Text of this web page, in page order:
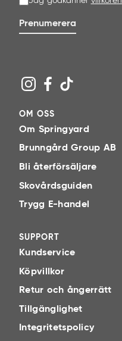
Prenumerera
OM OSS
Om Springyard
Brunngård Group AB
Bli återförsäljare
Skovårdsguiden
Trygg E-handel
SUPPORT
Kundservice
Köpvillkor
Retur och ångerrätt
Tillgänglighet
Integritetspolicy